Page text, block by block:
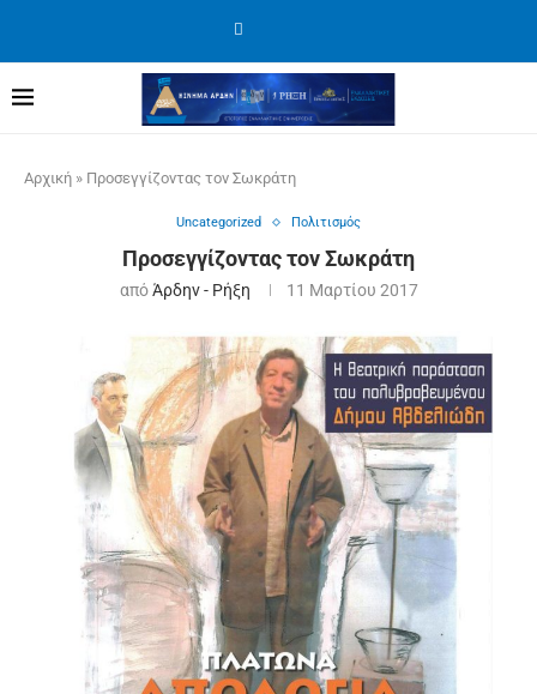
Αρχική » Προσεγγίζοντας τον Σωκράτη
Uncategorized Πολιτισμός
Προσεγγίζοντας τον Σωκράτη
απόΆρδην - Ρήξη 11 Μαρτίου 2017